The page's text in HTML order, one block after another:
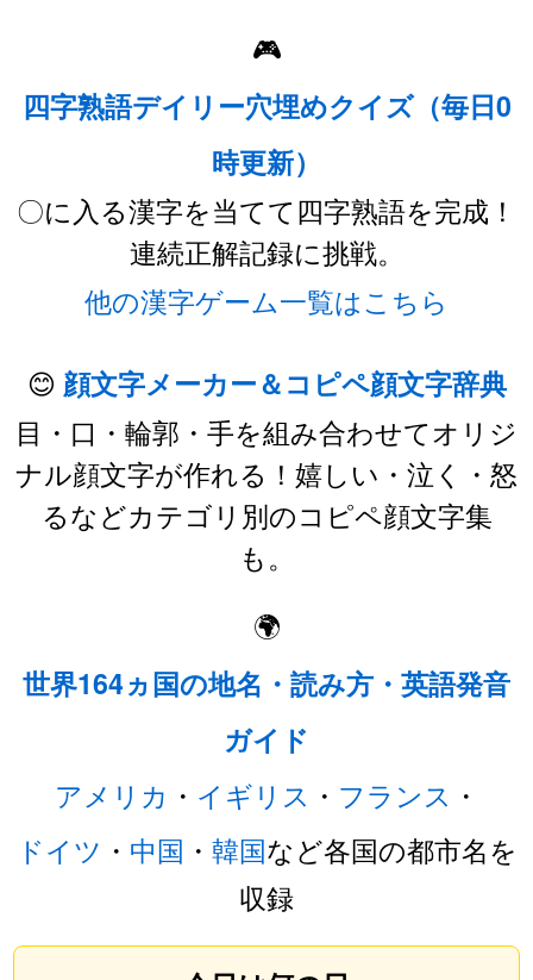
🎮
四字熟語デイリー穴埋めクイズ（毎日0
時更新）
〇に入る漢字を当てて四字熟語を完成！
連続正解記録に挑戦。
他の漢字ゲーム一覧はこちら
😊 顔文字メーカー＆コピペ顔文字辞典
目・口・輪郭・手を組み合わせてオリジ
ナル顔文字が作れる！嬉しい・泣く・怒
るなどカテゴリ別のコピペ顔文字集
も。
🌍
世界164ヵ国の地名・読み方・英語発音
ガイド
アメリカ ・ イギリス ・ フランス ・
ドイツ ・ 中国 ・ 韓国など各国の都市名を
収録